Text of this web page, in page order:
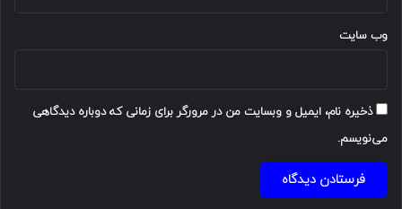
وب‌ سایت
ذخیره نام، ایمیل و وبسایت من در مرورگر برای زمانی که دوباره دیدگاهی
می‌نویسم.